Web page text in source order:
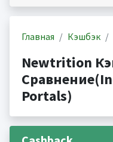
Главная Кэшбэк
Newtrition
Portals)